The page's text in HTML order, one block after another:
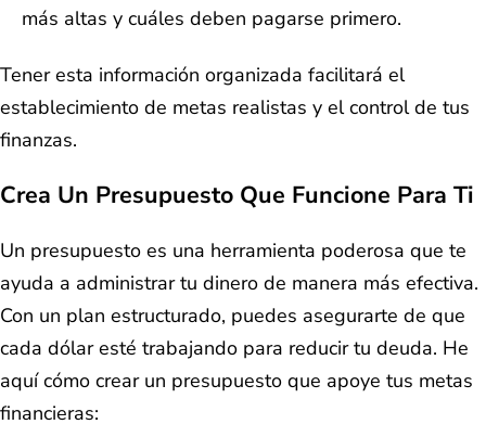
más altas y cuáles deben pagarse primero.
Tener esta información organizada facilitará el
establecimiento de metas realistas y el control de tus
finanzas.
Crea Un Presupuesto Que Funcione Para Ti
Un presupuesto es una herramienta poderosa que te
ayuda a administrar tu dinero de manera más efectiva.
Con un plan estructurado, puedes asegurarte de que
cada dólar esté trabajando para reducir tu deuda. He
aquí cómo crear un presupuesto que apoye tus metas
financieras: